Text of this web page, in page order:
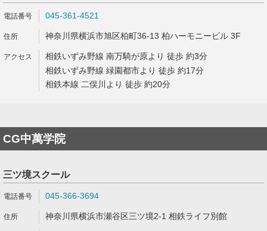
045-361-4521
神奈川県横浜市旭区柏町36-13 柏ハーモニービル 3F
相鉄いずみ野線 南万騎が原より 徒歩 約3分
相鉄いずみ野線 緑園都市より 徒歩 約17分
相鉄本線 二俣川より 徒歩 約20分
CG中萬学院
三ツ境スクール
045-366-3694
神奈川県横浜市瀬谷区三ツ境2-1 相鉄ライフ別館